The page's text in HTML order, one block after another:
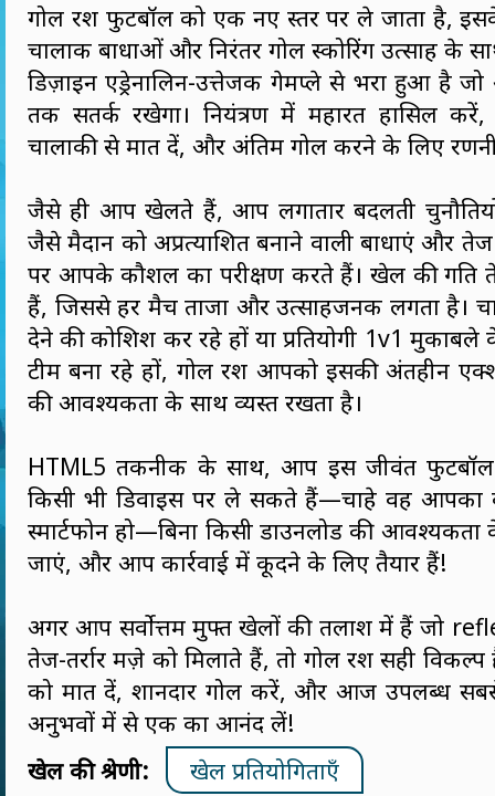
गोल रश फुटबॉल को एक नए स्तर पर ले जाता है,
चालाक बाधाओं और निरंतर गोल स्कोरिंग उत्साह के
डिज़ाइन एड्रेनालिन-उत्तेजक गेमप्ले से भरा हुआ है
तक सतर्क रखेगा। नियंत्रण में महारत हासिल करें,
चालाकी से मात दें, और अंतिम गोल करने के लिए
जैसे ही आप खेलते हैं, आप लगातार बदलती
जैसे मैदान को अप्रत्याशित बनाने वाली बाधाएं और तेज
पर आपके कौशल का परीक्षण करते हैं। खेल की
हैं, जिससे हर मैच ताजा और उत्साहजनक लगता है।
देने की कोशिश कर रहे हों या प्रतियोगी 1v1 मुकाबले
टीम बना रहे हों, गोल रश आपको इसकी अंतहीन
की आवश्यकता के साथ व्यस्त रखता है।
HTML5 तकनीक के साथ, आप इस जीवंत
किसी भी डिवाइस पर ले सकते हैं—चाहे वह आपका
स्मार्टफोन हो—बिना किसी डाउनलोड की
जाएं, और आप कार्रवाई में कूदने के लिए तैयार हैं!
अगर आप सर्वोत्तम मुफ्त खेलों की तलाश में हैं जो
तेज-तर्रार मज़े को मिलाते हैं, तो गोल रश सही विकल्प
को मात दें, शानदार गोल करें, और आज उपलब्ध
अनुभवों में से एक का आनंद लें!
खेल की श्रेणी:
खेल प्रतियोगिताएँ